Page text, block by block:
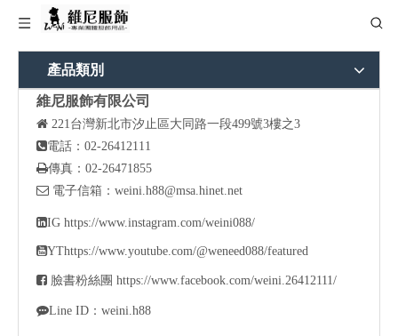
產品類別
維尼服飾有限公司
 221台灣新北市汐止區大同路一段499號3樓之3
電話：02-26412111
傳真：02-26471855
 電子信箱： weini.h88@msa.hinet.net
IG https://www.instagram.com/weini088/
YThttps://www.youtube.com/@weneed088/featured
 臉書粉絲團 https://www.facebook.com/weini.26412111/
Line ID：weini.h88